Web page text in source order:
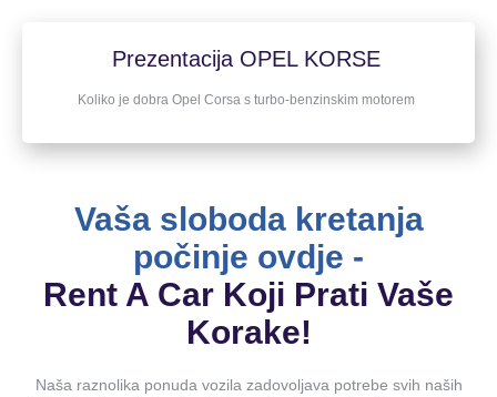
Prezentacija OPEL KORSE
Koliko je dobra Opel Corsa s turbo-benzinskim motorem
Vaša sloboda kretanja
počinje ovdje -
Rent A Car Koji Prati Vaše
Korake!
Naša raznolika ponuda vozila zadovoljava potrebe svih naših